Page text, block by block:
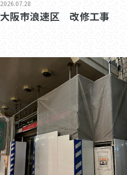
2026.07.28
大阪市浪速区 改修工事